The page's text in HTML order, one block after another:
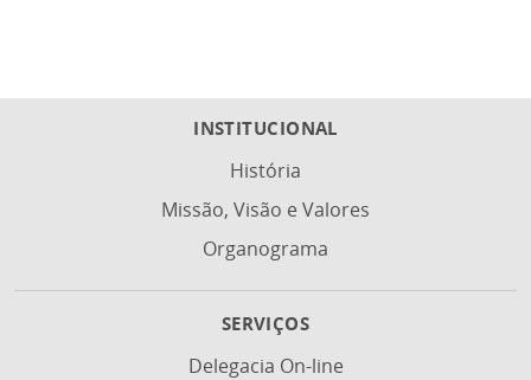
INSTITUCIONAL
História
Missão, Visão e Valores
Organograma
SERVIÇOS
Delegacia On-line